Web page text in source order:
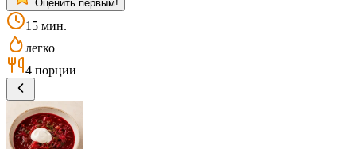
Оценить первым!
15 мин.
легко
4 порции